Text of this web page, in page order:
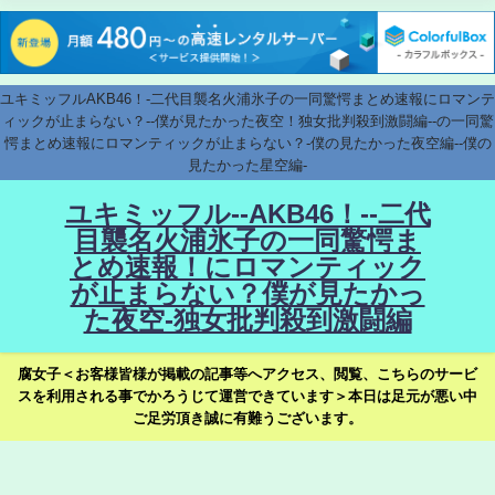
ユキミッフルAKB46！-二代目襲名火浦氷子の一同驚愕まとめ速報にロマンテ
ィックが止まらない？--僕が見たかった夜空！独女批判殺到激闘編--の一同驚
愕まとめ速報にロマンティックが止まらない？-僕の見たかった夜空編--僕の
見たかった星空編-
ユキミッフル--AKB46！--二代
目襲名火浦氷子の一同驚愕ま
とめ速報！にロマンティック
が止まらない？僕が見たかっ
た夜空-独女批判殺到激闘編
腐女子＜お客様皆様が掲載の記事等へアクセス、閲覧、こちらのサービ
スを利用される事でかろうじて運営できています＞本日は足元が悪い中
ご足労頂き誠に有難うございます。